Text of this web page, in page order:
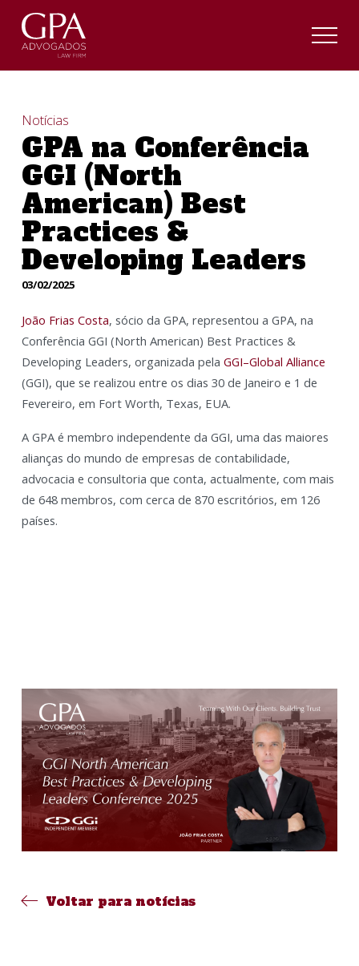
Notícias
GPA na Conferência
GGI (North
American) Best
Practices &
Developing Leaders
03/02/2025
João Frias Costa, sócio da GPA, representou a GPA, na
Conferência GGI (North American) Best Practices &
Developing Leaders, organizada pela GGI–Global Alliance
(GGI), que se realizou entre os dias 30 de Janeiro e 1 de
Fevereiro, em Fort Worth, Texas, EUA.
A GPA é membro independente da GGI, uma das maiores
alianças do mundo de empresas de contabilidade,
advocacia e consultoria que conta, actualmente, com mais
de 648 membros, com cerca de 870 escritórios, em 126
países.
Voltar para notícias